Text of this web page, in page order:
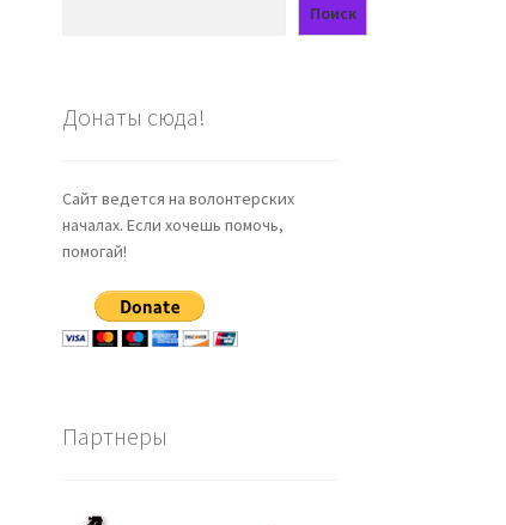
Поиск
Донаты сюда!
Сайт ведется на волонтерских
началах. Если хочешь помочь,
помогай!
Партнеры